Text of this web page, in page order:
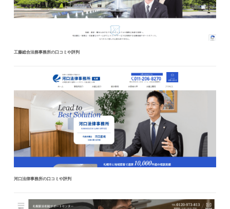
工藤総合法務事務所の口コミや評判
河口法律事務所の口コミや評判